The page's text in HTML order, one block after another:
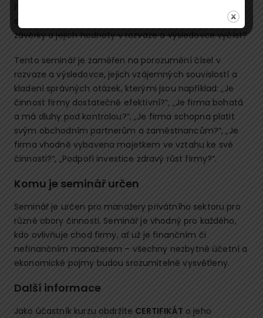
závěrky a jejich hodnoty v rozvaze a výsledovce vyčíst?
Tento seminář je zaměřen na porozumění čísel v
rozvaze a výsledovce, jejich vzájemných souvislostí a
kladení správných otázek, kterými jsou například: „Je
činnost firmy dostatečně efektivní?“, „Je firma bohatá
a má dluhy pod kontrolou?“, „Je firma schopna platit
svým obchodním partnerům a zaměstnancům?“, „Je
firma vhodně vybavena majetkem ve vztahu ke své
činnosti?“, „Podpoří investice zdravý růst firmy?“.
Komu je seminář určen
Seminář je určen pro manažery privátního sektoru pro
různé obory činnosti. Seminář je vhodný pro každého,
kdo ovlivňuje chod firmy, ať už je finančním či
nefinančním manažerem – všechny nezbytné účetní a
ekonomické pojmy budou srozumitelně vysvětleny.
Další informace
Jako účastník kurzu obdržíte CERTIFIKÁT o jeho